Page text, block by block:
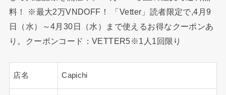
料！ ※最大2万VNDOFF！ 「Vetter」読者限定で,4月9
日（水）～4月30日（水）まで使えるお得なクーポンあ
り。クーポンコード：VETTER5※1人1回限り
店名 Capichi